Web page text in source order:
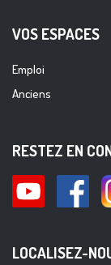
VOS ESPACES
Emploi
Anciens
RESTEZ EN
LOCALISEZ-